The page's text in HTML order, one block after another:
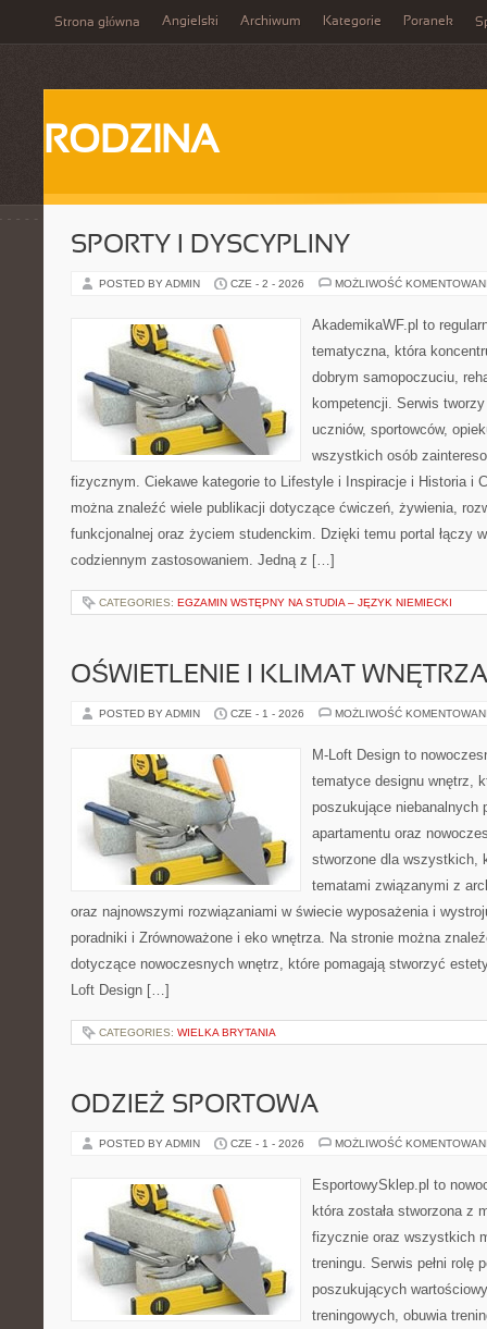
Strona główna Angielski Archiwum Kategorie Poranek
RODZINA
SPORTY I DYSCYPLINY
POSTED BY ADMIN CZE - 2 - 2026 MOŻLIWOŚĆ
AkademikaWF.pl to
tematyczna, która
dobrym samopoczuciu,
kompetencji. Serwis
uczniów, sportowców,
wszystkich osób
fizycznym. Ciekawe kategorie to Lifestyle i Inspiracje i Historia i
można znaleźć wiele publikacji dotyczące ćwiczeń, żywienia,
funkcjonalnej oraz życiem studenckim. Dzięki temu portal łączy
codziennym zastosowaniem. Jedną z […]
CATEGORIES: EGZAMIN WSTĘPNY NA STUDIA – JĘZYK NIEMIECKI
OŚWIETLENIE I KLIMAT WNĘTRZA
POSTED BY ADMIN CZE - 1 - 2026 MOŻLIWOŚĆ
M-Loft Design to
tematyce designu wnętrz,
poszukujące niebanalnych
apartamentu oraz
stworzone dla wszystkich,
tematami związanymi z
oraz najnowszymi rozwiązaniami w świecie wyposażenia i
poradniki i Zrównoważone i eko wnętrza. Na stronie można
dotyczące nowoczesnych wnętrz, które pomagają stworzyć
Loft Design […]
CATEGORIES: WIELKA BRYTANIA
ODZIEŻ SPORTOWA
POSTED BY ADMIN CZE - 1 - 2026 MOŻLIWOŚĆ
EsportowySklep.pl to
która została stworzona z
fizycznie oraz wszystkich
treningu. Serwis pełni rolę
poszukujących
treningowych, obuwia